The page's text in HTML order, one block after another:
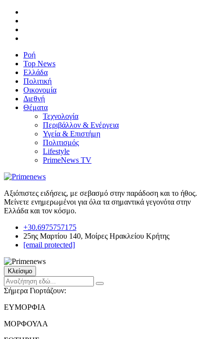
Ροή
Top News
Ελλάδα
Πολιτική
Οικονομία
Διεθνή
Θέματα
Τεχνολογία
Περιβάλλον & Ενέργεια
Υγεία & Επιστήμη
Πολιτισμός
Lifestyle
PrimeNews TV
Αξιόπιστες ειδήσεις, με σεβασμό στην παράδοση και το ήθος.
Μείνετε ενημερωμένοι για όλα τα σημαντικά γεγονότα στην
Ελλάδα και τον κόσμο.
+30.6975757175
25ης Μαρτίου 140, Μοίρες Ηρακλείου Κρήτης
[email protected]
Κλείσιμο
Σήμερα Γιορτάζουν:
ΕΥΜΟΡΦΙΑ
ΜΟΡΦΟΥΛΑ